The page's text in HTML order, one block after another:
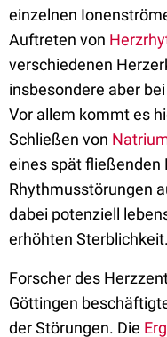
einzelnen
Auftreten von
verschiedenen
insbesondere aber
Vor allem kommt es
Schließen von
eines spät
Rhythmusstörungen
dabei potenziell
erhöhten Sterblichkeit.
Forscher des
Göttingen
der Störungen. Die